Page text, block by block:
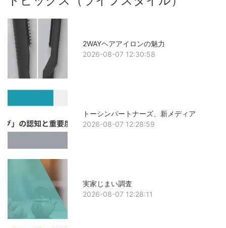
2WAYヘアアイロンの魅力
2026-08-07 12:30:58
トーシンパートナーズ、新メディア
2026-08-07 12:28:59
実家じまい調査
2026-08-07 12:28:11